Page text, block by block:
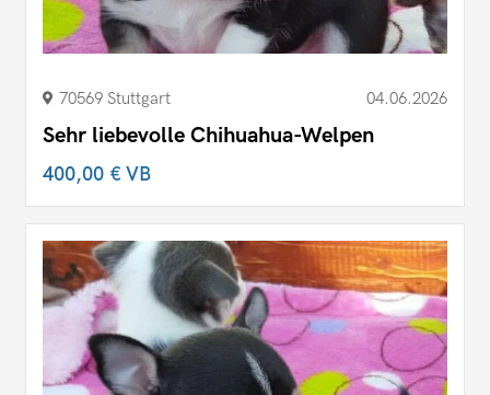
70569 Stuttgart 04.06.2026
Sehr liebevolle Chihuahua-Welpen
400,00 €VB